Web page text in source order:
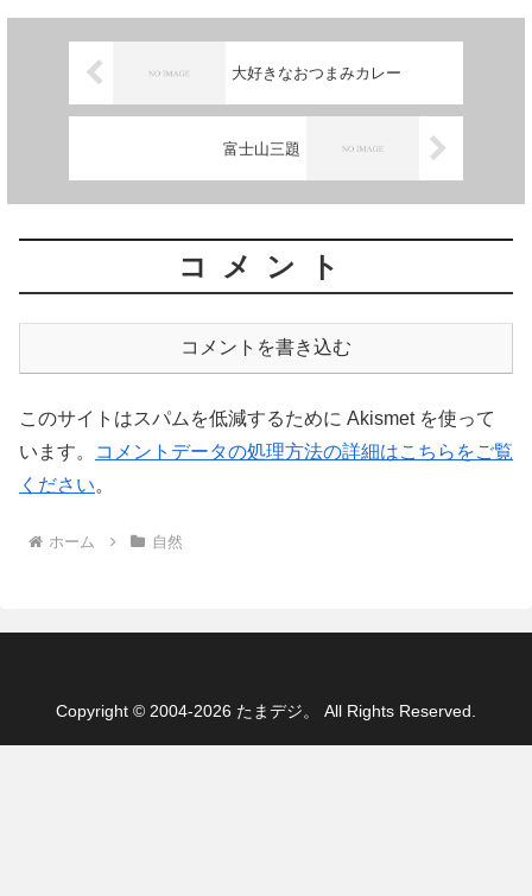
大好きなおつまみカレー
富士山三題
コメント
コメントを書き込む
このサイトはスパムを低減するために Akismet を使って
います。
コメントデータの処理方法の詳細はこちらをご覧
ください。
ホーム 自然
Copyright © 2004-2026 たまデジ。 All Rights Reserved.